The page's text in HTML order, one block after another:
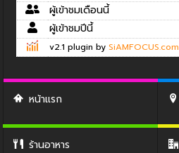
ผู้เข้าชมเดือนนี้
ผู้เข้าชมปีนี้
v2.1 plugin by SiAMFOCUS.com
หน้าแรก
ร้านอาหาร